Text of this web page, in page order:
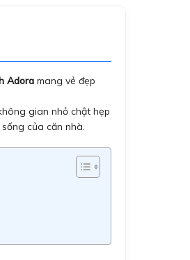
Adora mang vẻ đẹp
gian nhỏ chật hẹp
của căn nhà.